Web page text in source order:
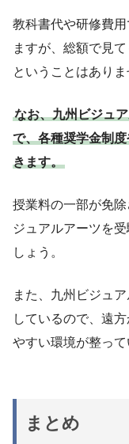
教科書代や研修費
ますが、総額で見
ということはありま
なお、九州ビジュ
で、各種奨学金制
きます。
授業料の一部が免
ジュアルアーツを
しょう。
また、九州ビジュ
しているので、遠
やすい環境が整って
まとめ